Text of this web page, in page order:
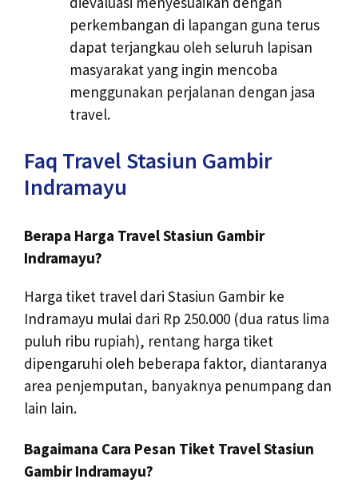
perkembangan di lapangan guna terus
dapat terjangkau oleh seluruh lapisan
masyarakat yang ingin mencoba
menggunakan perjalanan dengan jasa
travel.
Faq Travel Stasiun Gambir
Indramayu
Berapa Harga Travel Stasiun Gambir
Indramayu?
Harga tiket travel dari Stasiun Gambir ke
Indramayu mulai dari Rp 250.000 (dua ratus lima
puluh ribu rupiah), rentang harga tiket
dipengaruhi oleh beberapa faktor, diantaranya
area penjemputan, banyaknya penumpang dan
lain lain.
Bagaimana Cara Pesan Tiket Travel Stasiun
Gambir Indramayu?